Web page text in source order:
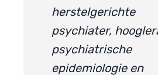
herstelgerichte
psychiater,
psychiatrische
epidemiologie en